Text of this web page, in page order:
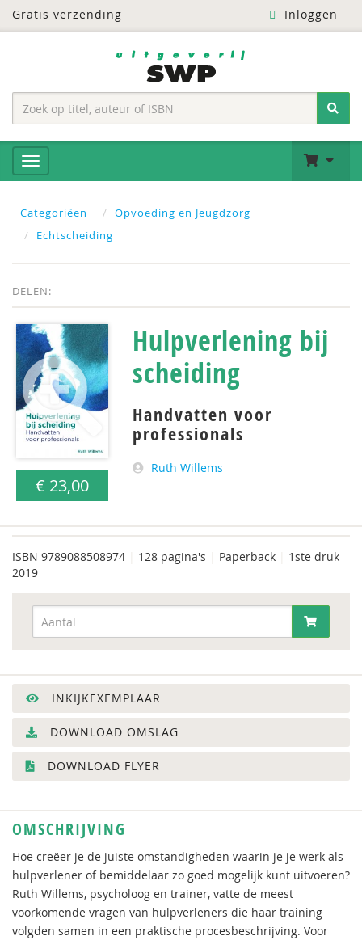
Gratis verzending Inloggen
Categoriëen
Opvoeding en Jeugdzorg
Echtscheiding
DELEN:
€ 23,00
Hulpverlening bij
scheiding
Handvatten voor
professionals
Ruth Willems
ISBN 9789088508974 128 pagina's Paperback
1ste druk
2019
INKIJKEXEMPLAAR
DOWNLOAD OMSLAG
DOWNLOAD FLYER
OMSCHRIJVING
Hoe creëer je de juiste omstandigheden waarin je je werk als
hulpverlener of bemiddelaar zo goed mogelijk kunt uitvoeren?
Ruth Willems, psycholoog en trainer, vatte de meest
voorkomende vragen van hulpverleners die haar training
volgden samen in een praktische procesbeschrijving. Voor